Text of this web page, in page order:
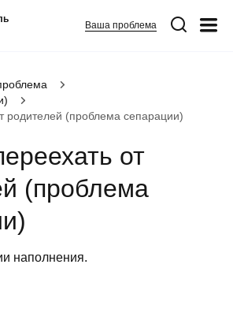
Ваша проблема
взаимопонимания в семье
родителей (проблема сепарации)
от
(проблема
наполнения.
*